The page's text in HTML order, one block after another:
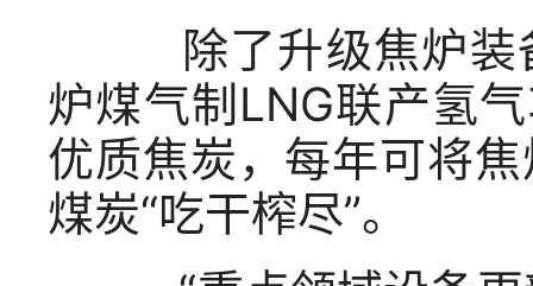
除了升级焦炉装
炉煤气制LNG联产氢
优质焦炭，每年可将
煤炭“吃干榨尽”。